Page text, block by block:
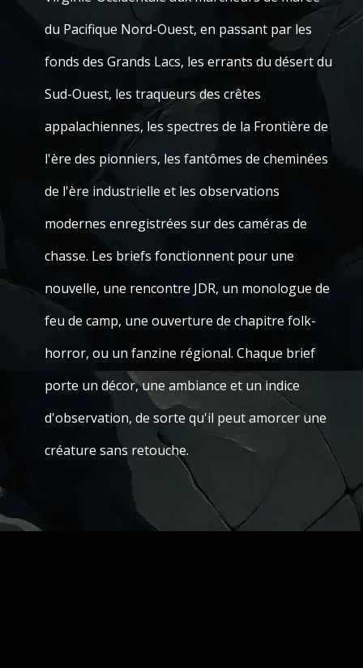
du Pacifique Nord-Ouest, en passant par les
fonds des Grands Lacs, les errants du désert du
Sud-Ouest, les traqueurs des crêtes
appalachiennes, les spectres de la Frontière de
l'ère des pionniers, les fantômes de cheminées
de l'ère industrielle et les observations
modernes enregistrées sur des caméras de
chasse. Les briefs fonctionnent pour une
nouvelle, une rencontre JDR, un monologue de
feu de camp, une ouverture de chapitre folk-
horror, ou un fanzine régional. Chaque brief
porte un décor, une ambiance et un indice
d'observation, de sorte qu'il peut amorcer une
créature sans retouche.